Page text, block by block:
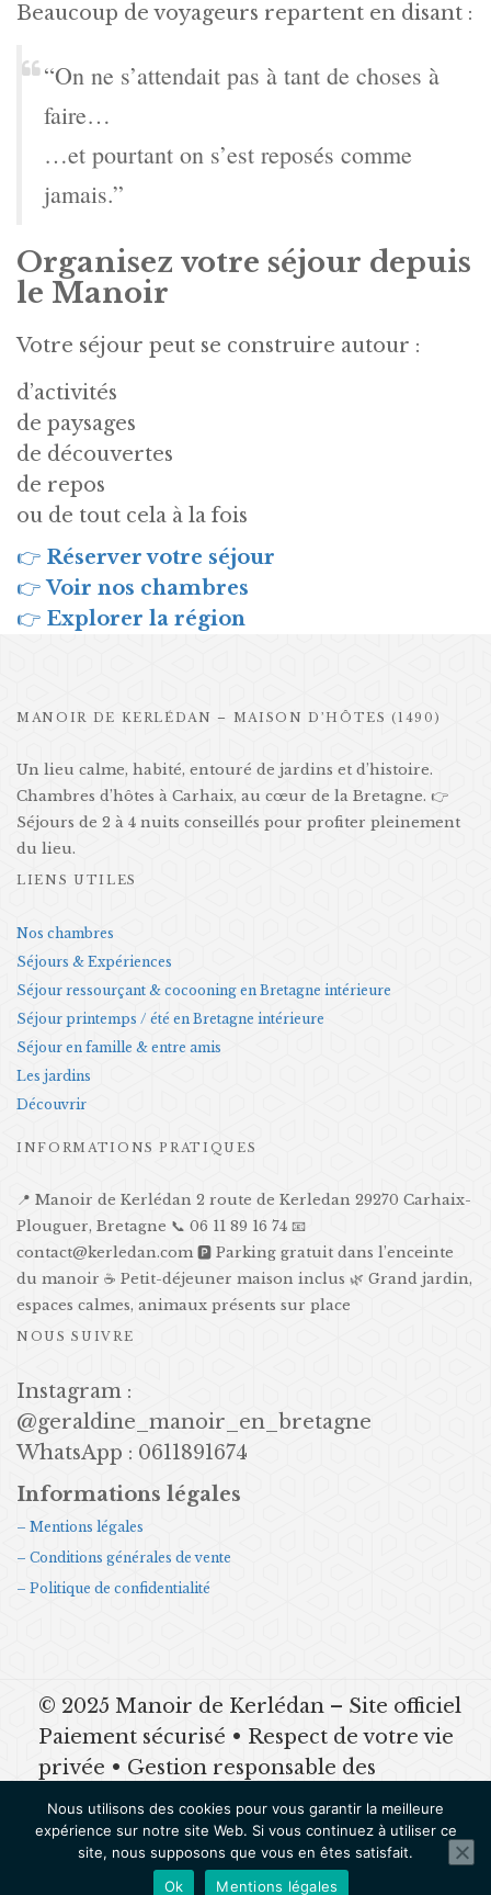
Beaucoup de voyageurs repartent en disant :
“On ne s’attendait pas à tant de choses à
faire…
…et pourtant on s’est reposés comme
jamais.”
Organisez votre séjour depuis
le Manoir
Votre séjour peut se construire autour :
d’activités
de paysages
de découvertes
de repos
ou de tout cela à la fois
👉 Réserver votre séjour
👉Voir nos chambres
👉 Explorer la région
MANOIR DE KERLÉDAN – MAISON D’HÔTES (1490)
Un lieu calme, habité, entouré de jardins et d’histoire.
Chambres d’hôtes à Carhaix, au cœur de la Bretagne. 👉
Séjours de 2 à 4 nuits conseillés pour profiter pleinement
du lieu.
LIENS UTILES
Nos chambres
Séjours & Expériences
Séjour ressourçant & cocooning en Bretagne intérieure
Séjour printemps / été en Bretagne intérieure
Séjour en famille & entre amis
Les jardins
Découvrir
INFORMATIONS PRATIQUES
📍 Manoir de Kerlédan 2 route de Kerledan 29270 Carhaix-
Plouguer, Bretagne 📞 06 11 89 16 74 📧
contact@kerledan.com 🅿️ Parking gratuit dans l’enceinte
du manoir ☕ Petit-déjeuner maison inclus 🌿 Grand jardin,
espaces calmes, animaux présents sur place
NOUS SUIVRE
Instagram :
@geraldine_manoir_en_bretagne
WhatsApp : 0611891674
Informations légales
– Mentions légales
– Conditions générales de vente
– Politique de confidentialité
© 2025 Manoir de Kerlédan – Site officiel
Paiement sécurisé • Respect de votre vie
privée • Gestion responsable des
données Mentions légales | CGV |
Politique de confidentialité
SUIVEZ-NOUS
Nous utilisons des cookies pour vous garantir la meilleure
expérience sur notre site Web. Si vous continuez à utiliser ce
site, nous supposons que vous en êtes satisfait.
Ok
Mentions légales